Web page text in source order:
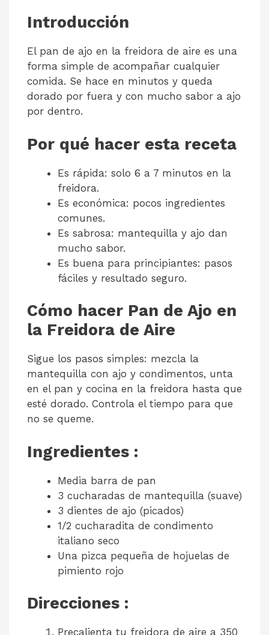
Introducción
El pan de ajo en la freidora de aire es una
forma simple de acompañar cualquier
comida. Se hace en minutos y queda
dorado por fuera y con mucho sabor a ajo
por dentro.
Por qué hacer esta receta
Es rápida: solo 6 a 7 minutos en la
freidora.
Es económica: pocos ingredientes
comunes.
Es sabrosa: mantequilla y ajo dan
mucho sabor.
Es buena para principiantes: pasos
fáciles y resultado seguro.
Cómo hacer Pan de Ajo en
la Freidora de Aire
Sigue los pasos simples: mezcla la
mantequilla con ajo y condimentos, unta
en el pan y cocina en la freidora hasta que
esté dorado. Controla el tiempo para que
no se queme.
Ingredientes :
Media barra de pan
3 cucharadas de mantequilla (suave)
3 dientes de ajo (picados)
1/2 cucharadita de condimento
italiano seco
Una pizca pequeña de hojuelas de
pimiento rojo
Direcciones :
Precalienta tu freidora de aire a 350